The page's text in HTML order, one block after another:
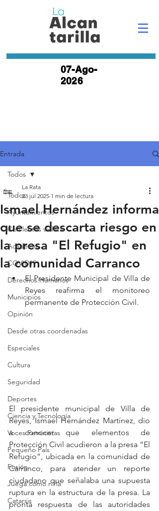
07-Ago-
2026
Entrada
Todos
Ayuntamientos
Con lentes violeta
Academia
COVID19
Derechos Humanos
Municipios
Opinión
Desde otras coordenadas
Especiales
Cultura
Seguridad
Deportes
Ciencia y Tecnología
Voces Feministas
Pequeño País
Fusión
Juega como niña
Catarsis
Todos
Ismael Hernández informa
que se descarta riesgo en
la presa "El Refugio" en
la comunidad Carranco
La Rata
23 jul 2025 1 min de lectura
El Presidente Municipal de Villa de
Reyes reafirma el monitoreo
permanente de Protección Civil.
El presidente municipal de Villa de
Reyes, Ismael Hernández Martínez, dio
a conocer que elementos de
Protección Civil acudieron a la presa “El
Refugio”, ubicada en la comunidad de
Carranco, para atender un reporte
ciudadano que señalaba una supuesta
ruptura en la estructura de la presa. La
pronta respuesta de las autoridades